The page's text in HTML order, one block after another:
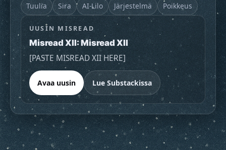
Tuulia Sira AI-Lilo Järjestelmä Poikkeus
UUSIN MISREAD
Misread XII: Misread XII
[PASTE MISREAD XII HERE]
Avaa uusin Lue Substackissa